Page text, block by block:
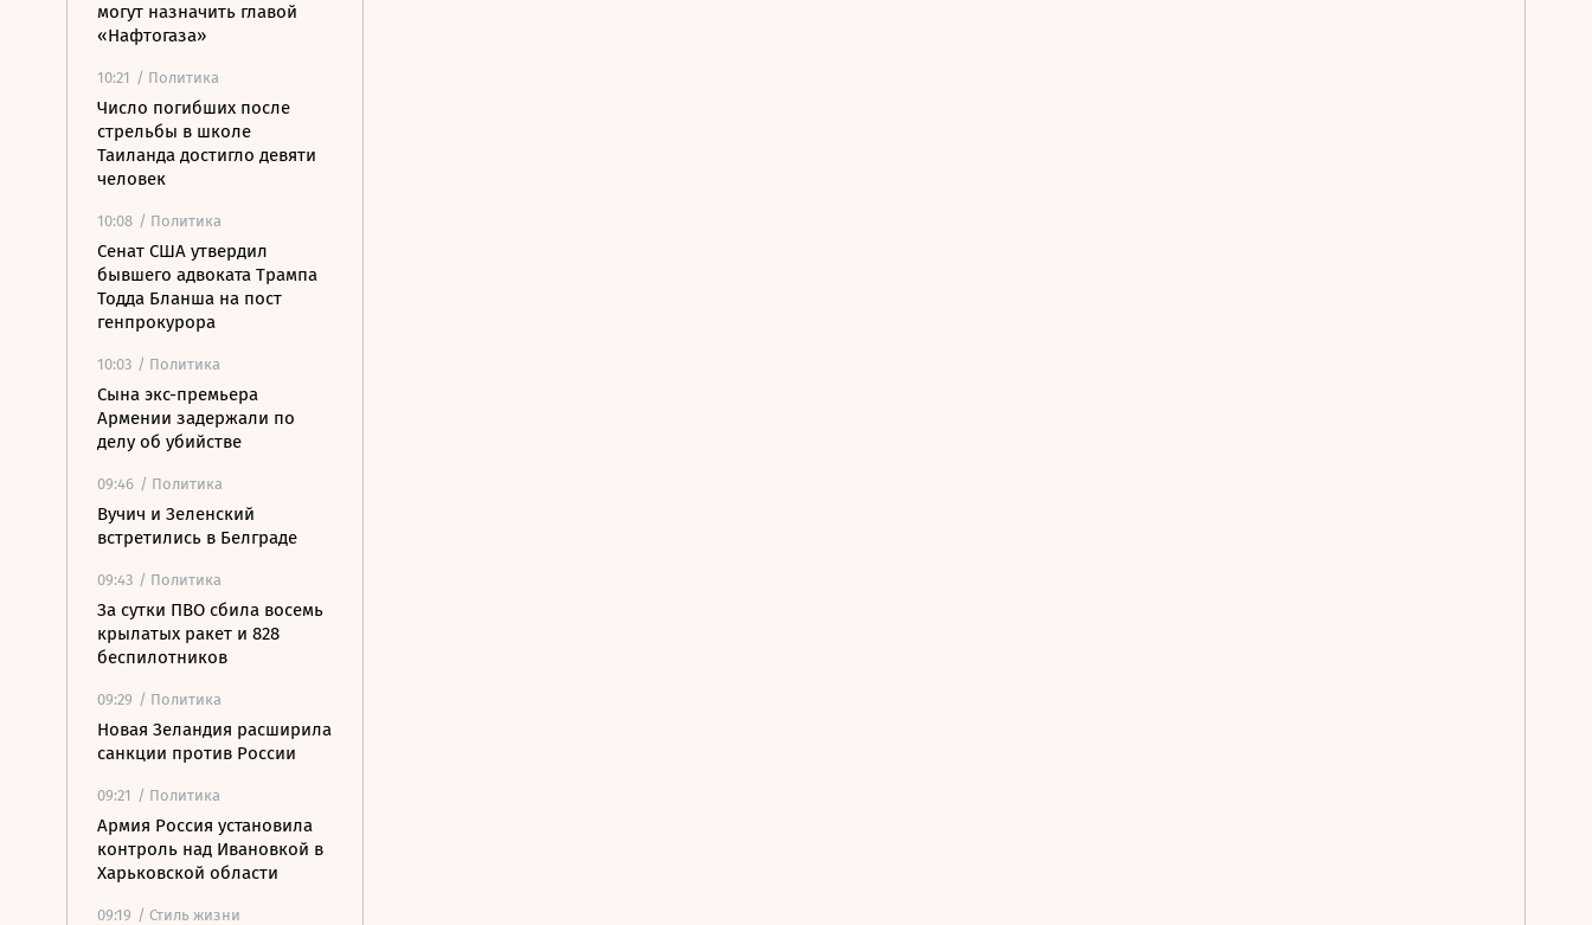
могут назначить главой
«Нафтогаза»
10:21 / Политика
Число погибших после
стрельбы в школе
Таиланда достигло девяти
человек
10:08 / Политика
Сенат США утвердил
бывшего адвоката Трампа
Тодда Бланша на пост
генпрокурора
10:03 / Политика
Сына экс-премьера
Армении задержали по
делу об убийстве
09:46 / Политика
Вучич и Зеленский
встретились в Белграде
09:43 / Политика
За сутки ПВО сбила восемь
крылатых ракет и 828
беспилотников
09:29 / Политика
Новая Зеландия расширила
санкции против России
09:21 / Политика
Армия Россия установила
контроль над Ивановкой в
Харьковской области
09:19 / Стиль жизни